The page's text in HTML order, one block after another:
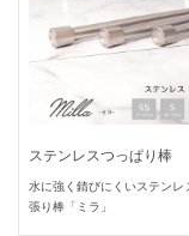
ステンレスつっぱり棒
水に強く錆びにくいステンレ
張り棒「ミラ」